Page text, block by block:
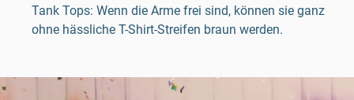
Tank Tops: Wenn die Arme frei sind, können sie ganz
ohne hässliche T-Shirt-Streifen braun werden.